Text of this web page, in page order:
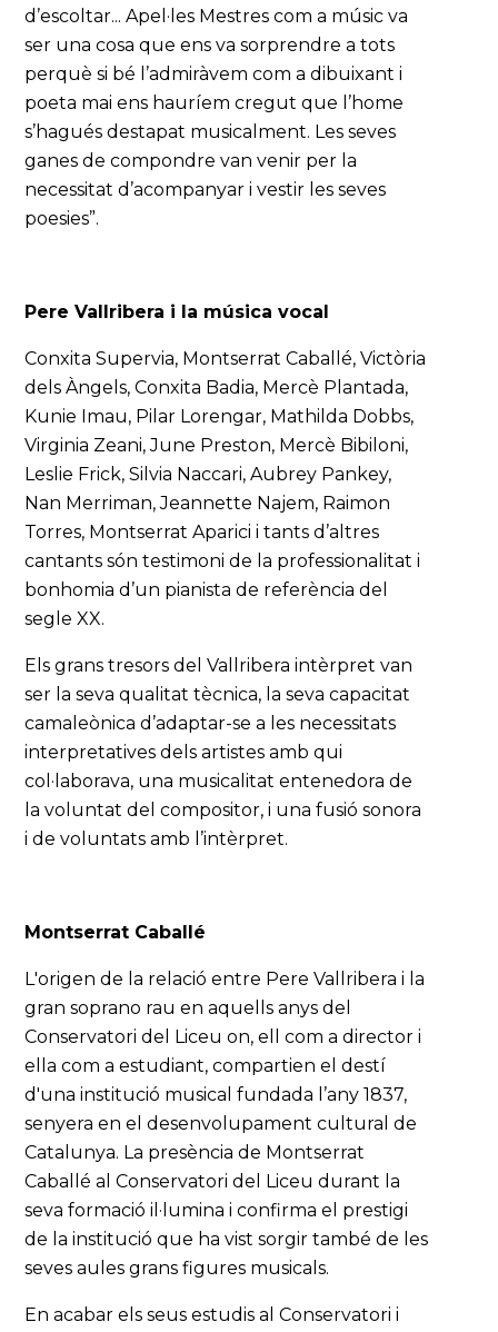
d’escoltar... Apel·les Mestres com a músic va
ser una cosa que ens va sorprendre a tots
perquè si bé l’admiràvem com a dibuixant i
poeta mai ens hauríem cregut que l’home
s’hagués destapat musicalment. Les seves
ganes de compondre van venir per la
necessitat d’acompanyar i vestir les seves
poesies”.
Pere Vallribera i la música vocal
Conxita Supervia, Montserrat Caballé, Victòria
dels Àngels, Conxita Badia, Mercè Plantada,
Kunie Imau, Pilar Lorengar, Mathilda Dobbs,
Virginia Zeani, June Preston, Mercè Bibiloni,
Leslie Frick, Silvia Naccari, Aubrey Pankey,
Nan Merriman, Jeannette Najem, Raimon
Torres, Montserrat Aparici i tants d’altres
cantants són testimoni de la professionalitat i
bonhomia d’un pianista de referència del
segle XX.
Els grans tresors del Vallribera intèrpret van
ser la seva qualitat tècnica, la seva capacitat
camaleònica d’adaptar-se a les necessitats
interpretatives dels artistes amb qui
col·laborava, una musicalitat entenedora de
la voluntat del compositor, i una fusió sonora
i de voluntats amb l’intèrpret.
Montserrat Caballé
L'origen de la relació entre Pere Vallribera i la
gran soprano rau en aquells anys del
Conservatori del Liceu on, ell com a director i
ella com a estudiant, compartien el destí
d'una institució musical fundada l’any 1837,
senyera en el desenvolupament cultural de
Catalunya. La presència de Montserrat
Caballé al Conservatori del Liceu durant la
seva formació il·lumina i confirma el prestigi
de la institució que ha vist sorgir també de les
seves aules grans figures musicals.
En acabar els seus estudis al Conservatori i